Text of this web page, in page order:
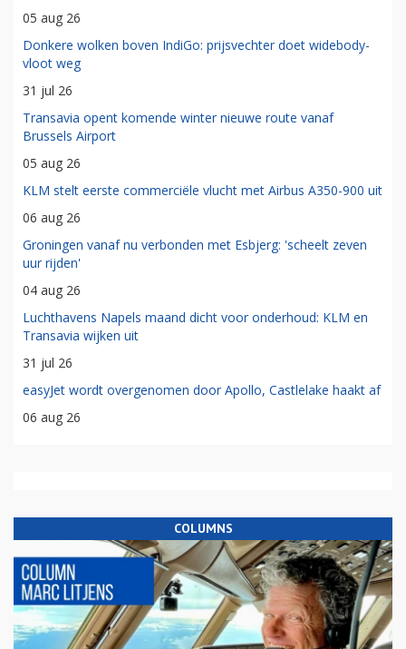
05 aug 26
Donkere wolken boven IndiGo: prijsvechter doet widebody-
vloot weg
31 jul 26
Transavia opent komende winter nieuwe route vanaf
Brussels Airport
05 aug 26
KLM stelt eerste commerciële vlucht met Airbus A350-900 uit
06 aug 26
Groningen vanaf nu verbonden met Esbjerg: 'scheelt zeven
uur rijden'
04 aug 26
Luchthavens Napels maand dicht voor onderhoud: KLM en
Transavia wijken uit
31 jul 26
easyJet wordt overgenomen door Apollo, Castlelake haakt af
06 aug 26
COLUMNS